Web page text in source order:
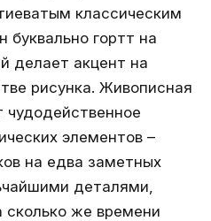
классическим
буквально гортт на
делает акцент на
рисунка. Живописная
чудодейственное
элементов –
на едва заметных
деталями,
же времени